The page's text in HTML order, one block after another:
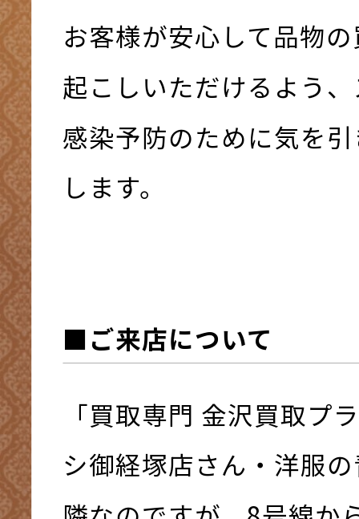
お客様が安心して品物
起こしいただけるよう
感染予防のために気を
します。
■ご来店について
「買取専門 金沢買取プ
シ御経塚店さん・洋服